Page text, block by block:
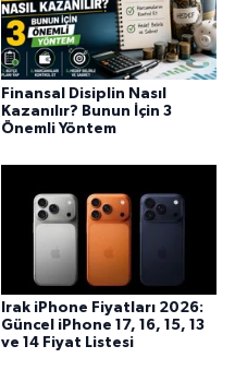
Finansal Disiplin Nasıl
Kazanılır? Bunun İçin 3
Önemli Yöntem
Irak iPhone Fiyatları 2026:
Güncel iPhone 17, 16, 15, 13
ve 14 Fiyat Listesi